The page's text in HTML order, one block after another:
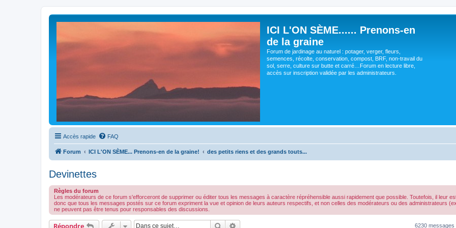
ICI L'ON SÈME...... Prenons-en
de la graine
Forum de jardinage au naturel : potager, verger, fleurs,
semences, récolte, conservation, compost, BRF, non-travail du
sol, serre, culture sur butte et carré…Forum en lecture libre,
accès sur inscription validée par les administrateurs.
Accès rapide FAQ
Forum ICI L'ON SÈME... Prenons-en de la graine! des petits riens et des grands touts...
Devinettes
Règles du forum
Les modérateurs de ce forum s'efforceront de supprimer ou éditer tous les messages à caractère répréhensible aussi rapidement que possible. Toutefois, il leur
donc que tous les messages postés sur ce forum expriment la vue et opinion de leurs auteurs respectifs, et non celles des modérateurs ou des administrateurs
ne peuvent pas être tenus pour responsables des discussions.
Répondre Rechercher 6230 messages